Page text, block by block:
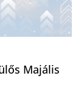
Majális